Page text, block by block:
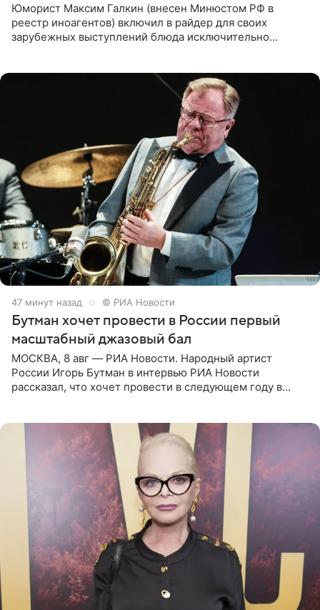
Юморист Максим Галкин (внесен Минюстом РФ в
реестр иноагентов) включил в райдер для своих
зарубежных выступлений блюда исключительно
48 минут назад © РИА Новости
Бутман хочет провести в России первый
масштабный джазовый бал
МОСКВА, 8 авг — РИА Новости. Народный артист
России Игорь Бутман в интервью РИА Новости
рассказал, что хочет провести в следующем году в